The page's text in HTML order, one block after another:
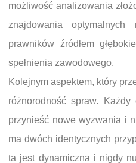
możliwość analizowania
znajdowania
prawników źródłem
spełnienia zawodowego.
Kolejnym aspektem, który
różnorodność spraw.
przynieść nowe wyzwania i
ma dwóch identycznych
ta jest dynamiczna i nigdy